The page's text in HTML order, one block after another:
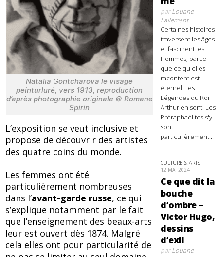
Natalia Gontcharova le visage
peinturluré, vers 1913, reproduction
d’après photographie originale © Romane
Spirin
L’exposition se veut inclusive et
propose de découvrir des artistes
des quatre coins du monde.
Les femmes ont été
particulièrement nombreuses
dans l’avant-garde russe, ce qui
s’explique notamment par le fait
que l’enseignement des beaux-arts
leur est ouvert dès 1874. Malgré
cela elles ont pour particularité de
parLouane
Lallemant
Certaines histoires
traversent les âges
et fascinent les
Hommes, parce
que ce qu'elles
racontent est
éternel : les
Légendes du Roi
Arthur en sont. Les
Préraphaélites s'y
sont
particulièrement...
CULTURE & ARTS
12 MAI 2024
Ce que dit la
bouche
d’ombre –
Victor Hugo,
dessins
d’exil
parLouane